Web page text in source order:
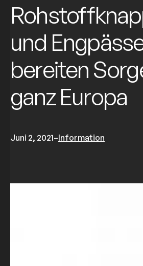
und
bereiten
ganz Europa
Juni 2, 2021–Information